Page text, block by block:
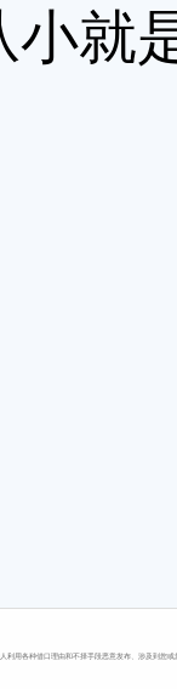
是
利用各种借口理由和不择手段恶意发布、涉及到